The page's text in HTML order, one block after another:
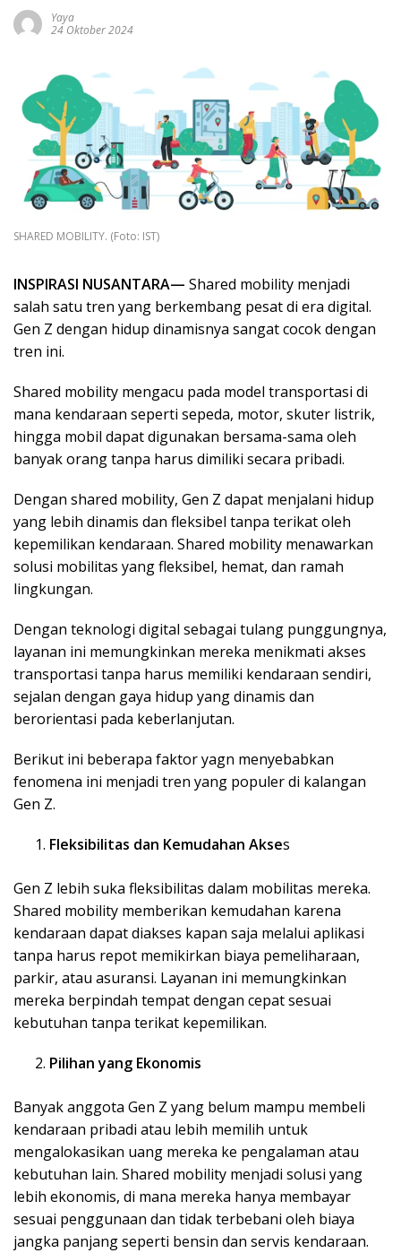
Yaya
24 Oktober 2024
SHARED MOBILITY. (Foto: IST)
INSPIRASI NUSANTARA— Shared mobility menjadi
salah satu tren yang berkembang pesat di era digital.
Gen Z dengan hidup dinamisnya sangat cocok dengan
tren ini.
Shared mobility mengacu pada model transportasi di
mana kendaraan seperti sepeda, motor, skuter listrik,
hingga mobil dapat digunakan bersama-sama oleh
banyak orang tanpa harus dimiliki secara pribadi.
Dengan shared mobility, Gen Z dapat menjalani hidup
yang lebih dinamis dan fleksibel tanpa terikat oleh
kepemilikan kendaraan. Shared mobility menawarkan
solusi mobilitas yang fleksibel, hemat, dan ramah
lingkungan.
Dengan teknologi digital sebagai tulang punggungnya,
layanan ini memungkinkan mereka menikmati akses
transportasi tanpa harus memiliki kendaraan sendiri,
sejalan dengan gaya hidup yang dinamis dan
berorientasi pada keberlanjutan.
Berikut ini beberapa faktor yagn menyebabkan
fenomena ini menjadi tren yang populer di kalangan
Gen Z.
Fleksibilitas dan Kemudahan Akses
Gen Z lebih suka fleksibilitas dalam mobilitas mereka.
Shared mobility memberikan kemudahan karena
kendaraan dapat diakses kapan saja melalui aplikasi
tanpa harus repot memikirkan biaya pemeliharaan,
parkir, atau asuransi. Layanan ini memungkinkan
mereka berpindah tempat dengan cepat sesuai
kebutuhan tanpa terikat kepemilikan.
Pilihan yang Ekonomis
Banyak anggota Gen Z yang belum mampu membeli
kendaraan pribadi atau lebih memilih untuk
mengalokasikan uang mereka ke pengalaman atau
kebutuhan lain. Shared mobility menjadi solusi yang
lebih ekonomis, di mana mereka hanya membayar
sesuai penggunaan dan tidak terbebani oleh biaya
jangka panjang seperti bensin dan servis kendaraan.